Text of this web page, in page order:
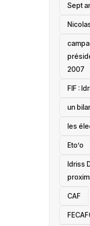
Sept
2007
‎FIF :
un
les
Eto’o
Idriss
CAF